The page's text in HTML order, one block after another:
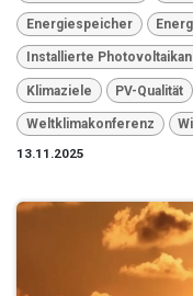
Energiespeicher
Installierte
Klimaziele PV-Qualität
Weltklimakonferenz
13.11.2025